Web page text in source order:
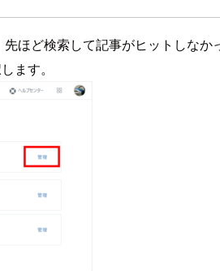
ほど検索して記事がヒットしなか
ます。